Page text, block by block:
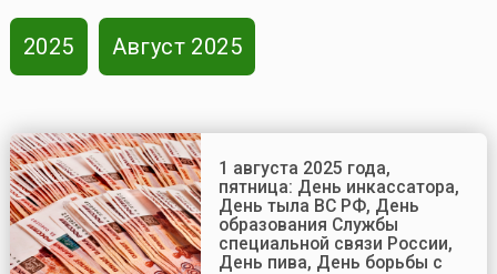
2025 Август 2025
1 августа 2025 года,
пятница: День инкассатора,
День тыла ВС РФ, День
образования Службы
специальной связи России,
День пива, День борьбы с